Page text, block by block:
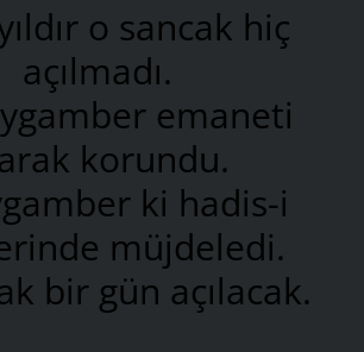
o sancak hiç
açılmadı.
emaneti
korundu.
ki hadis-i
müjdeledi.
bir gün açılacak.